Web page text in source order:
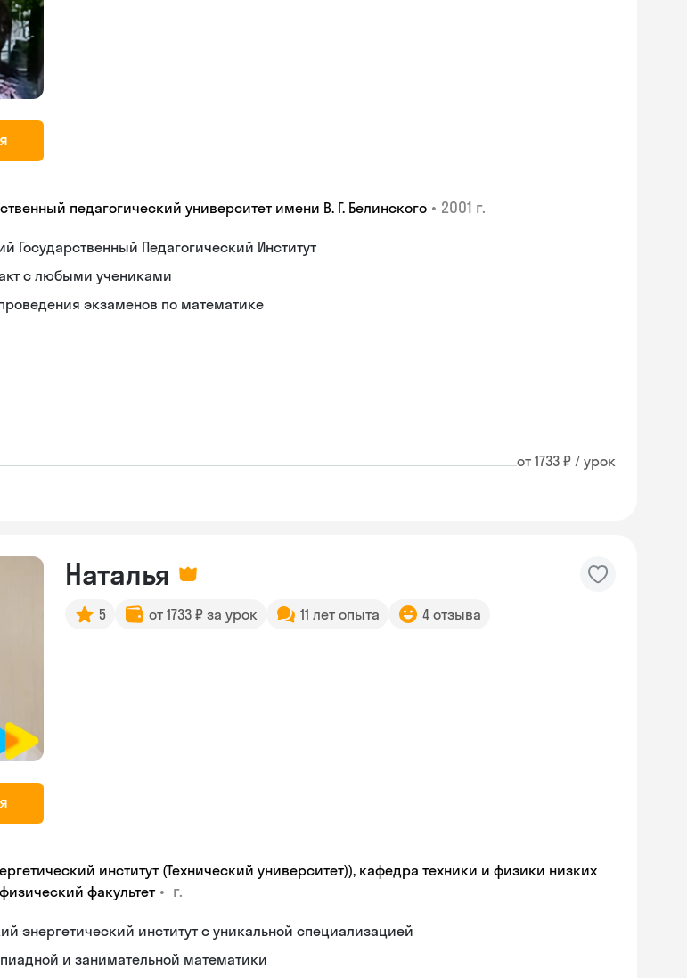
педагогический университет имени В. Г. Белинского • 2001 г.
Государственный Педагогический Институт
с любыми учениками
экзаменов по математике
от 1733 ₽ / урок
Наталья
5 от 1733 ₽ за урок 11 лет опыта 4 отзыва
институт (Технический университет)), кафедра техники и физики низких
факультет • г.
энергетический институт с уникальной специализацией
и занимательной математики